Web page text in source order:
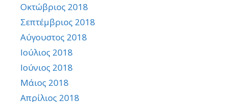
Οκτώβριος 2018
Σεπτέμβριος 2018
Αύγουστος 2018
Ιούλιος 2018
Ιούνιος 2018
Μάιος 2018
Απρίλιος 2018